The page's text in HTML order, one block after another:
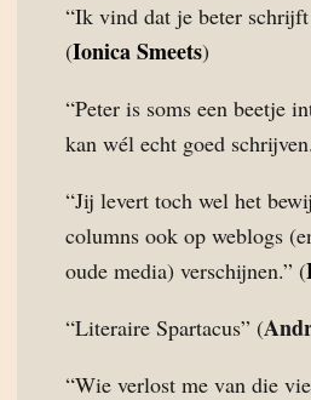
“Ik vind dat je beter
(Ionica Smeets)
“Peter is soms een beetje
kan wél echt goed
“Jij levert toch wel het
columns ook op weblogs
oude media) verschijnen.” (
“Literaire Spartacus” (
“Wie verlost me van die